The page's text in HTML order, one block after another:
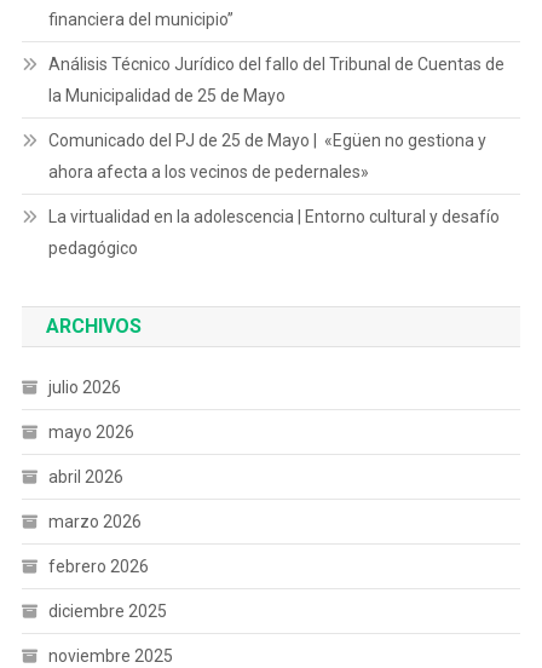
financiera del municipio”
Análisis Técnico Jurídico del fallo del Tribunal de Cuentas de
la Municipalidad de 25 de Mayo
Comunicado del PJ de 25 de Mayo | «Egüen no gestiona y
ahora afecta a los vecinos de pedernales»
La virtualidad en la adolescencia | Entorno cultural y desafío
pedagógico
ARCHIVOS
julio 2026
mayo 2026
abril 2026
marzo 2026
febrero 2026
diciembre 2025
noviembre 2025